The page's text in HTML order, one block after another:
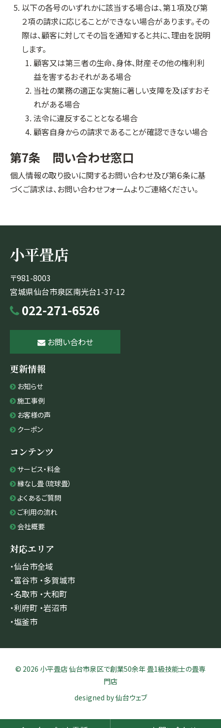
以下の各号のいずれかに該当する場合は、第１項及び第
２項の請求に応じることができない場合があります。その
際は、顧客に対してその旨を通知すると共に、理由を説明
します。
顧客又は第三者の生命、身体、財産その他の権利利
益を害するおそれがある場合
当社の業務の適正な実施に著しい支障を及ぼすおそ
れがある場合
法令に違反することとなる場合
顧客自身からの請求であることが確認できない場合
第7条 問い合わせ窓口
個人情報の取り扱いに関するお問い合わせ及び第６条に基
づくご請求は、お問い合わせフォームよりご連絡ください。
小平畳店
〒981-8003
宮城県仙台市泉区南光台1-37-12
022-271-6526
お問い合わせ
更新情報
お知らせ
施工事例
お客様の声
クーポン
コンテンツ
サービス・料金
縁なし畳（琉球畳）
よくあるご質問
ご利用の流れ
会社概要
対応エリア
・仙台市全域
・富谷市 ・多賀城市
・名取市 ・大和町
・利府町 ・岩沼市
・塩釜市
© 2026 小平畳店 仙台市泉区で創業50余年 畳1級技能士の畳専
門店
designed by仙台ウェブ